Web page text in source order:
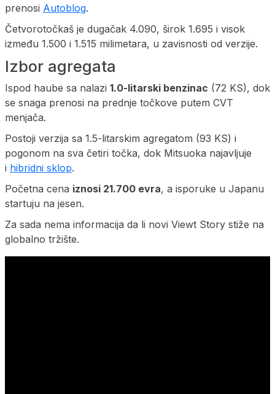
prenosi Autoblog.
Četvorotočkaš je dugačak 4.090, širok 1.695 i visok
između 1.500 i 1.515 milimetara, u zavisnosti od verzije.
Izbor agregata
Ispod haube sa nalazi 1.0-litarski benzinac (72 KS), dok
se snaga prenosi na prednje točkove putem CVT
menjača.
Postoji verzija sa 1.5-litarskim agregatom (93 KS) i
pogonom na sva četiri točka, dok Mitsuoka najavljuje
i hibridni sklop.
Početna cena iznosi 21.700 evra, a isporuke u Japanu
startuju na jesen.
Za sada nema informacija da li novi Viewt Story stiže na
globalno tržište.